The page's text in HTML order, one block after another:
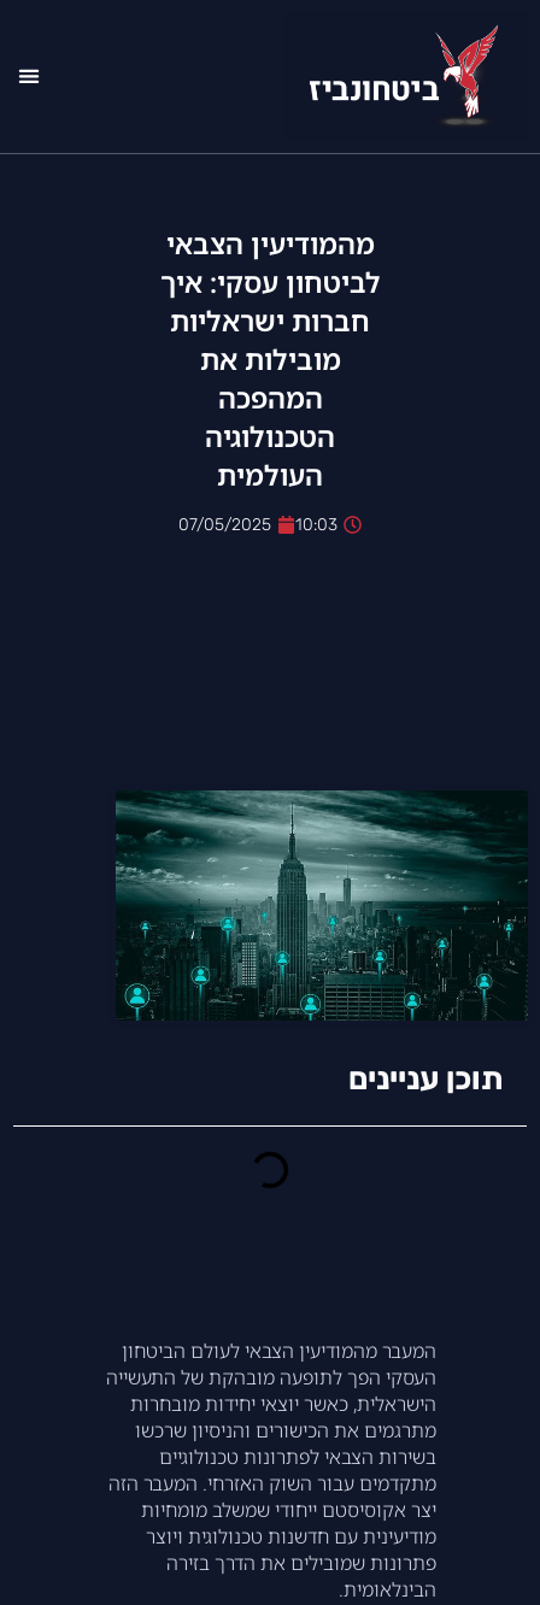
מהמודיעין הצבאי
לביטחון עסקי: איך
חברות ישראליות
מובילות את
המהפכה
הטכנולוגיה
העולמית
10:03
07/05/2025
תוכן עניינים
המעבר מהמודיעין הצבאי לעולם הביטחון
העסקי הפך לתופעה מובהקת של התעשייה
הישראלית, כאשר יוצאי יחידות מובחרות
מתרגמים את הכישורים והניסיון שרכשו
בשירות הצבאי לפתרונות טכנולוגיים
מתקדמים עבור השוק האזרחי. המעבר הזה
יצר אקוסיסטם ייחודי שמשלב מומחיות
מודיעינית עם חדשנות טכנולוגית ויוצר
פתרונות שמובילים את הדרך בזירה
הבינלאומית.